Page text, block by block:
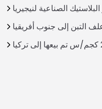
الصناعية لنيجيريا